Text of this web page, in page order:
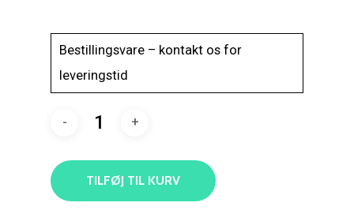
Bestillingsvare – kontakt os for
leveringstid
TILFØJ TIL KURV